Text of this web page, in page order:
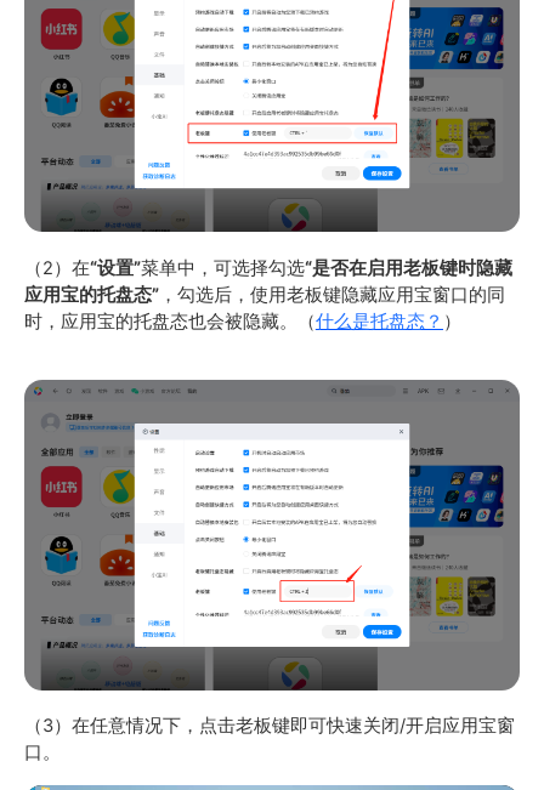
（2）在“设置”菜单中，可选择勾选“是否在启用老板键时隐藏
应用宝的托盘态”，勾选后，使用老板键隐藏应用宝窗口的同
时，应用宝的托盘态也会被隐藏。（什么是托盘态？ ）
（3）在任意情况下，点击老板键即可快速关闭/开启应用宝窗
口。